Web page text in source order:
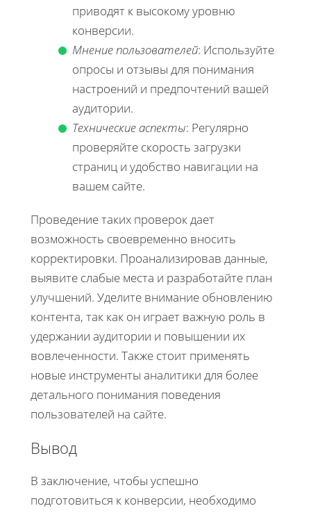
приводят к высокому уровню
конверсии.
Мнение пользователей: Используйте
опросы и отзывы для понимания
настроений и предпочтений вашей
аудитории.
Технические аспекты: Регулярно
проверяйте скорость загрузки
страниц и удобство навигации на
вашем сайте.
Проведение таких проверок дает
возможность своевременно вносить
корректировки. Проанализировав данные,
выявите слабые места и разработайте план
улучшений. Уделите внимание обновлению
контента, так как он играет важную роль в
удержании аудитории и повышении их
вовлеченности. Также стоит применять
новые инструменты аналитики для более
детального понимания поведения
пользователей на сайте.
Вывод
В заключение, чтобы успешно
подготовиться к конверсии, необходимо